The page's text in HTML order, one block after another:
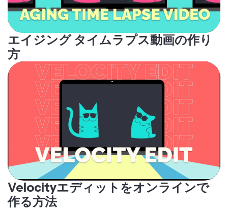
エイジング タイムラプス動画の作り
方
Velocityエディットをオンラインで
作る方法